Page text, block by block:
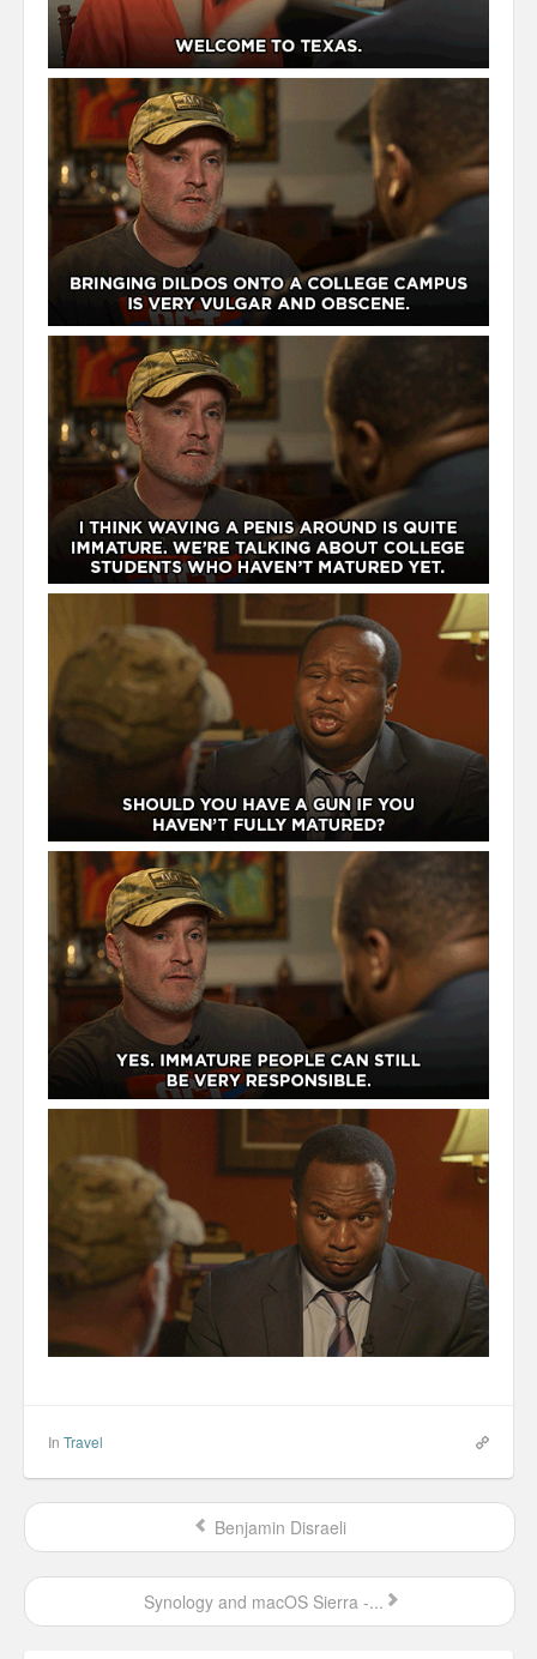
In Travel
Benjamin Disraeli
Synology and macOS Sierra -...